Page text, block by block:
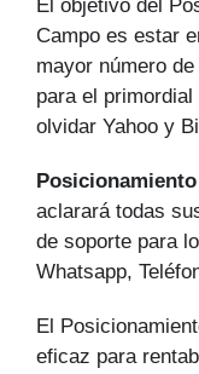
El objetivo del
Campo es estar
mayor número
para el
olvidar Yahoo y
aclarará todas
de soporte para
Whatsapp,
El
eficaz para